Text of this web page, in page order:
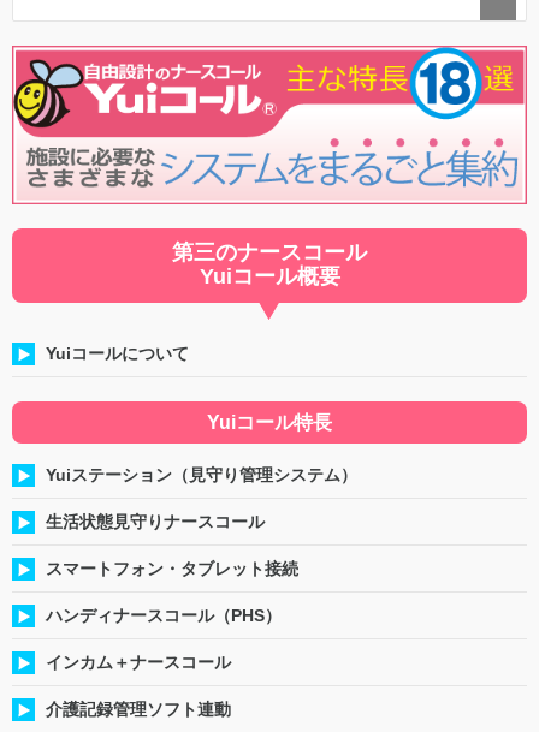
第三のナースコール
Yuiコール概要
Yuiコールについて
Yuiコール特長
Yuiステーション（見守り管理システム）
生活状態見守りナースコール
スマートフォン・タブレット接続
ハンディナースコール（PHS）
インカム＋ナースコール
介護記録管理ソフト連動